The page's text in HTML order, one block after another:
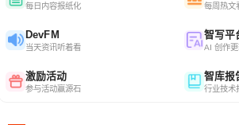
每日内容报纸化 每周热文
DevFM
当天资讯听着看
智写平
AI 创作
激励活动
参与活动赢源石
智库报
行业技术